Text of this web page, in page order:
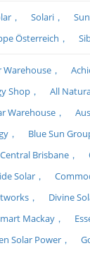
， Solari，
Österreich，
Warehouse，
Shop，
All
Warehouse，
，
Blue Sun
Brisbane，
Solar，
，
Divine
Mackay，
Solar Power，